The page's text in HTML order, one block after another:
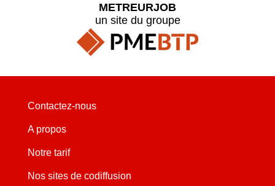
METREURJOB
un site du groupe
Contactez-nous
A propos
Notre tarif
Nos sites de codiffusion